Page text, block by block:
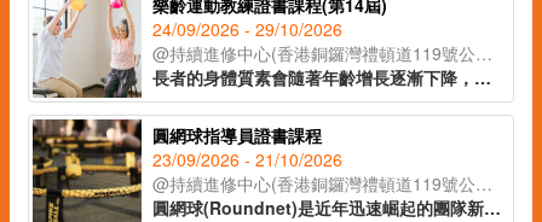
樂齡運動教練證書課程(第14屆)
24/09/2026 - 29/10/2026
@持續進修中心(香港銅鑼灣禮頓道119號公理堂大樓21-23樓)
長者的身體質素會隨著年齡增長逐漸下降，進行規律的運動可以有效地延緩衰退的過程，提高晚年生活質素。此課程以運動科學及運動醫學為基礎，結合不同體適能元素的功能性訓練，設計出一套適合長者的運動處方。課程中亦會講解如何提升長者運動動機、體適能測試、常見的運動損傷及預防方法，全方位培訓學員成為專業的樂齡運動教練。
圓網球指導員證書課程
23/09/2026 - 21/10/2026
@持續進修中心(香港銅鑼灣禮頓道119號公理堂大樓21-23樓)
圓網球(Roundnet)是近年迅速崛起的團隊新興運動，課程旨在提供全面的理論知識和技術教學，內容涵蓋圓網球的場地及裝備介紹，針對不同群體，包括兒童、成人和長者的具體教學策略，提升學員的小組帶領技巧，並了解運動風險相關的注意事項。透過實務教學及技術考試，課程將確保學員能有效推廣圓網球運動，提升社區參與度。